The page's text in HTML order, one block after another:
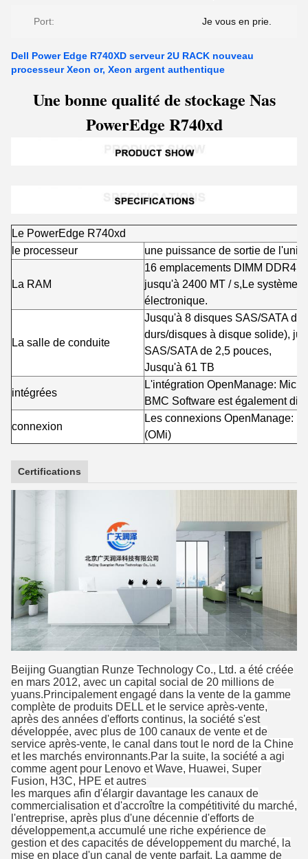
Port: Je vous en prie.
Dell Power Edge R740XD serveur 2U RACK nouveau
processeur Xeon or, Xeon argent authentique
Une bonne qualité de stockage Nas
PowerEdge R740xd
Le PowerEdge R740xd
le processeur
une puissance de sortie de
La RAM
16 emplacements DIMM DDR4,
jusqu'à 2400 MT / s, Le système
électronique.
La salle de conduite
Jusqu'à 8 disques SAS/SATA
durs/disques à disque solide),
SAS/SATA de 2,5 pouces,
Jusqu'à 61 TB
intégrées
L'intégration OpenManage:
BMC Software est également
connexion
Les connexions OpenManage:
(OMi)
Certifications
Beijing Guangtian Runze Technology Co., Ltd. a été créée
en mars 2012, avec un capital social de 20 millions de
yuans.Principalement engagé dans la vente de la gamme
complète de produits DELL et le service après-vente,
après des années d'efforts continus, la société s'est
développée, avec plus de 100 canaux de vente et de
service après-vente, le canal dans tout le nord de la Chine
et les marchés environnants.Par la suite, la société a agi
comme agent pour Lenovo et Wave, Huawei, Super
Fusion, H3C, HPE et autres
les marques afin d'élargir davantage les canaux de
commercialisation et d'accroître la compétitivité du marché,
l'entreprise, après plus d'une décennie d'efforts de
développement,a accumulé une riche expérience de
gestion et des capacités de développement du marché, la
mise en place d'un canal de vente parfait. La gamme de